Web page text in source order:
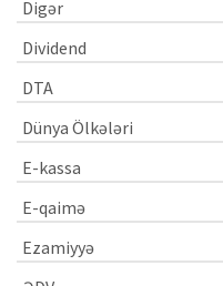
Digər
Dividend
DTA
Dünya Ölkələri
E-kassa
E-qaimə
Ezamiyyə